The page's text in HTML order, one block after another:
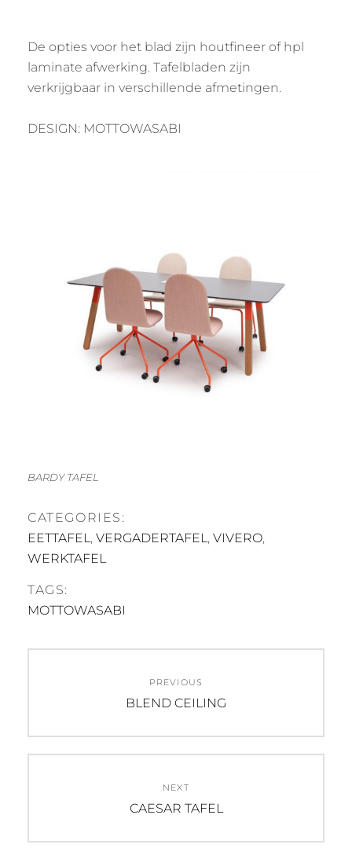
De opties voor het blad zijn houtfineer of hpl
laminate afwerking. Tafelbladen zijn
verkrijgbaar in verschillende afmetingen.
DESIGN: MOTTOWASABI
BARDY TAFEL
CATEGORIES:
EETTAFEL, VERGADERTAFEL, VIVERO,
WERKTAFEL
TAGS:
MOTTOWASABI
navigation
PREVIOUS
Previous
BLEND CEILING
NEXT
Next
CAESAR TAFEL